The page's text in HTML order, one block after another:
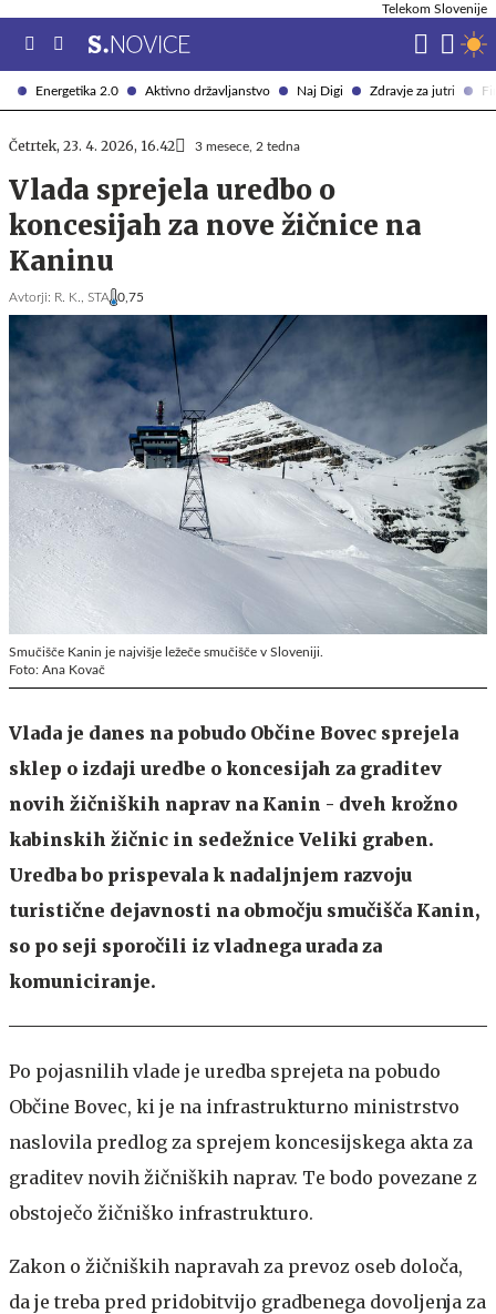
Energetika 2.0 Aktivno državljanstvo Naj Digi Zdravje za jutri
Telekom Slovenije
Četrtek, 23. 4. 2026, 16.42 3 mesece, 2 tedna
Vlada sprejela uredbo o
koncesijah za nove žičnice na
Kaninu
Avtorji: R. K., STA 0,75
Smučišče Kanin je najvišje ležeče smučišče v Sloveniji.
Foto: Ana Kovač
Vlada je danes na pobudo Občine Bovec sprejela
sklep o izdaji uredbe o koncesijah za graditev
novih žičniških naprav na Kanin - dveh krožno
kabinskih žičnic in sedežnice Veliki graben.
Uredba bo prispevala k nadaljnjem razvoju
turistične dejavnosti na območju smučišča Kanin,
so po seji sporočili iz vladnega urada za
komuniciranje.
Po pojasnilih vlade je uredba sprejeta na pobudo
Občine Bovec, ki je na infrastrukturno ministrstvo
naslovila predlog za sprejem koncesijskega akta za
graditev novih žičniških naprav. Te bodo povezane z
obstoječo žičniško infrastrukturo.
Zakon o žičniških napravah za prevoz oseb določa,
da je treba pred pridobitvijo gradbenega dovoljenja za